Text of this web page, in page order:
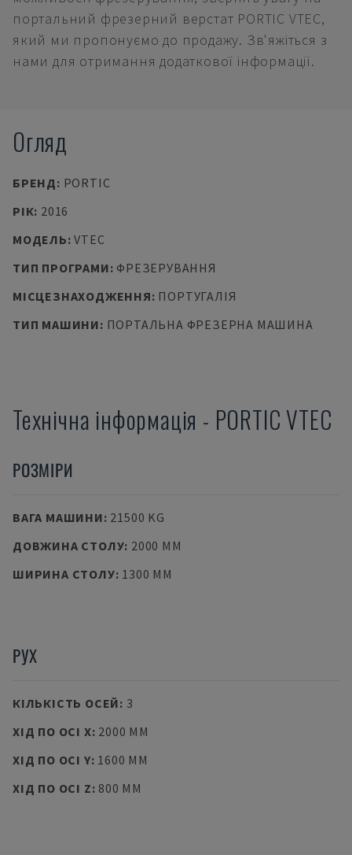
портальний фрезерний верстат PORTIC VTEC,
який ми пропонуємо до продажу. Зв'яжіться з
нами для отримання додаткової інформації.
Огляд
БРЕНД: PORTIC
РІК: 2016
МОДЕЛЬ:VTEC
ТИП ПРОГРАМИ: ФРЕЗЕРУВАННЯ
МІСЦЕЗНАХОДЖЕННЯ: ПОРТУГАЛІЯ
ТИП МАШИНИ: ПОРТАЛЬНА ФРЕЗЕРНА МАШИНА
Технічна інформація - PORTIC VTEC
РОЗМІРИ
ВАГА МАШИНИ: 21500 KG
ДОВЖИНА СТОЛУ: 2000 MM
ШИРИНА СТОЛУ: 1300 MM
РУХ
КІЛЬКІСТЬ ОСЕЙ: 3
ХІД ПО ОСІ X: 2000 MM
ХІД ПО ОСІ Y: 1600 MM
ХІД ПО ОСІ Z: 800 MM